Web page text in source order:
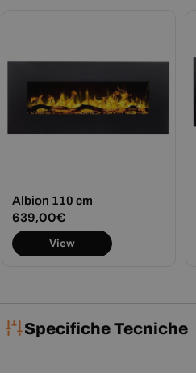
Albion 110 cm
Prezzo
normale
639,00€
View
Specifiche Tecniche